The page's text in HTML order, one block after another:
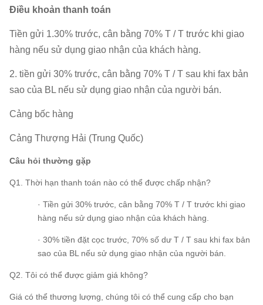
Điều khoản thanh toán
Tiền gửi 1.30% trước, cân bằng 70% T / T trước khi giao
hàng nếu sử dụng giao nhận của khách hàng.
2. tiền gửi 30% trước, cân bằng 70% T / T sau khi fax bản
sao của BL nếu sử dụng giao nhận của người bán.
Cảng bốc hàng
Cảng Thượng Hải (Trung Quốc)
Câu hỏi thường gặp
Q1. Thời hạn thanh toán nào có thể được chấp nhận?
· Tiền gửi 30% trước, cân bằng 70% T / T trước khi giao
hàng nếu sử dụng giao nhận của khách hàng.
· 30% tiền đặt cọc trước, 70% số dư T / T sau khi fax bản
sao của BL nếu sử dụng giao nhận của người bán.
Q2. Tôi có thể được giảm giá không?
Giá có thể thương lượng, chúng tôi có thể cung cấp cho bạn